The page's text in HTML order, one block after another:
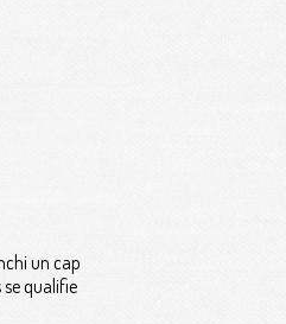
un cap
se qualifie